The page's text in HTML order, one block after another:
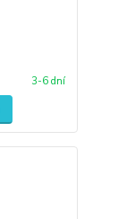
3-6 dní